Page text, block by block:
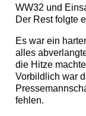
WW32 und
Der Rest folgte
Es war ein
alles
die Hitze
Vorbildlich war
fehlen.